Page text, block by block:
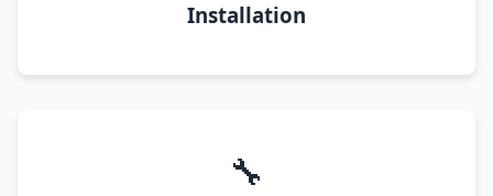
Installation
🔧